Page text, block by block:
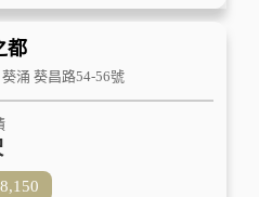
都
涌 葵昌路54-56號